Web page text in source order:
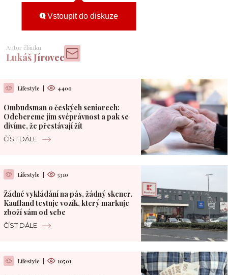
Vstoupit do diskuze
Autor článku
Lukáš Jírovec
Lifestyle 4400
Ombudsman o českých seniorech:
Odebereme jim svéprávnost a pak se
divíme, že přestávají žít
ČÍST DÁLE
Lifestyle 5310
Žádné vykládání na pás, žádný skener.
Kaufland testuje vozík, který markuje
zboží sám od sebe
ČÍST DÁLE
Lifestyle 10501